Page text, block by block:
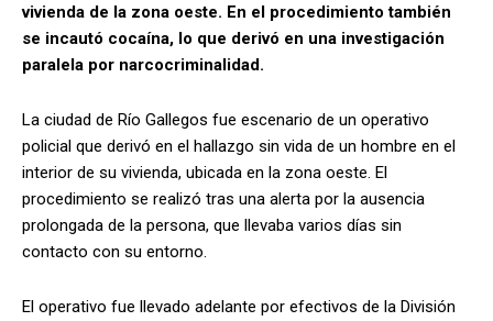
vivienda de la zona oeste. En el procedimiento también
se incautó cocaína, lo que derivó en una investigación
paralela por narcocriminalidad.
La ciudad de Río Gallegos fue escenario de un operativo
policial que derivó en el hallazgo sin vida de un hombre en el
interior de su vivienda, ubicada en la zona oeste. El
procedimiento se realizó tras una alerta por la ausencia
prolongada de la persona, que llevaba varios días sin
contacto con su entorno.
El operativo fue llevado adelante por efectivos de la División